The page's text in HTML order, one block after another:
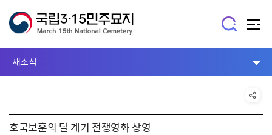
새소식
호국보훈의 달 계기 전쟁영화 상영